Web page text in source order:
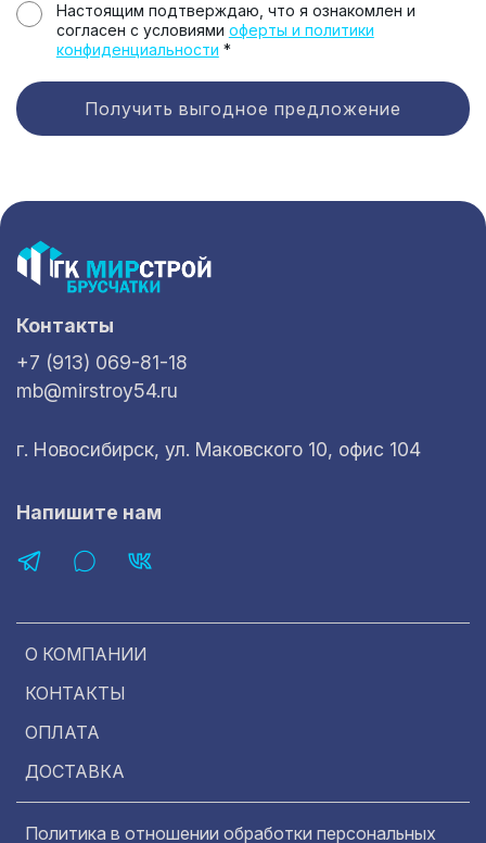
Настоящим подтверждаю, что я ознакомлен и
согласен с условиями оферты и политики
конфиденциальности *
Получить выгодное предложение
О КОМПАНИИ
КОНТАКТЫ
ОПЛАТА
ДОСТАВКА
Политика в отношении обработки персональных
Контакты
+7 (913) 069-81-18
mb@mirstroy54.ru
г. Новосибирск, ул. Маковского 10, офис 104
Напишите нам